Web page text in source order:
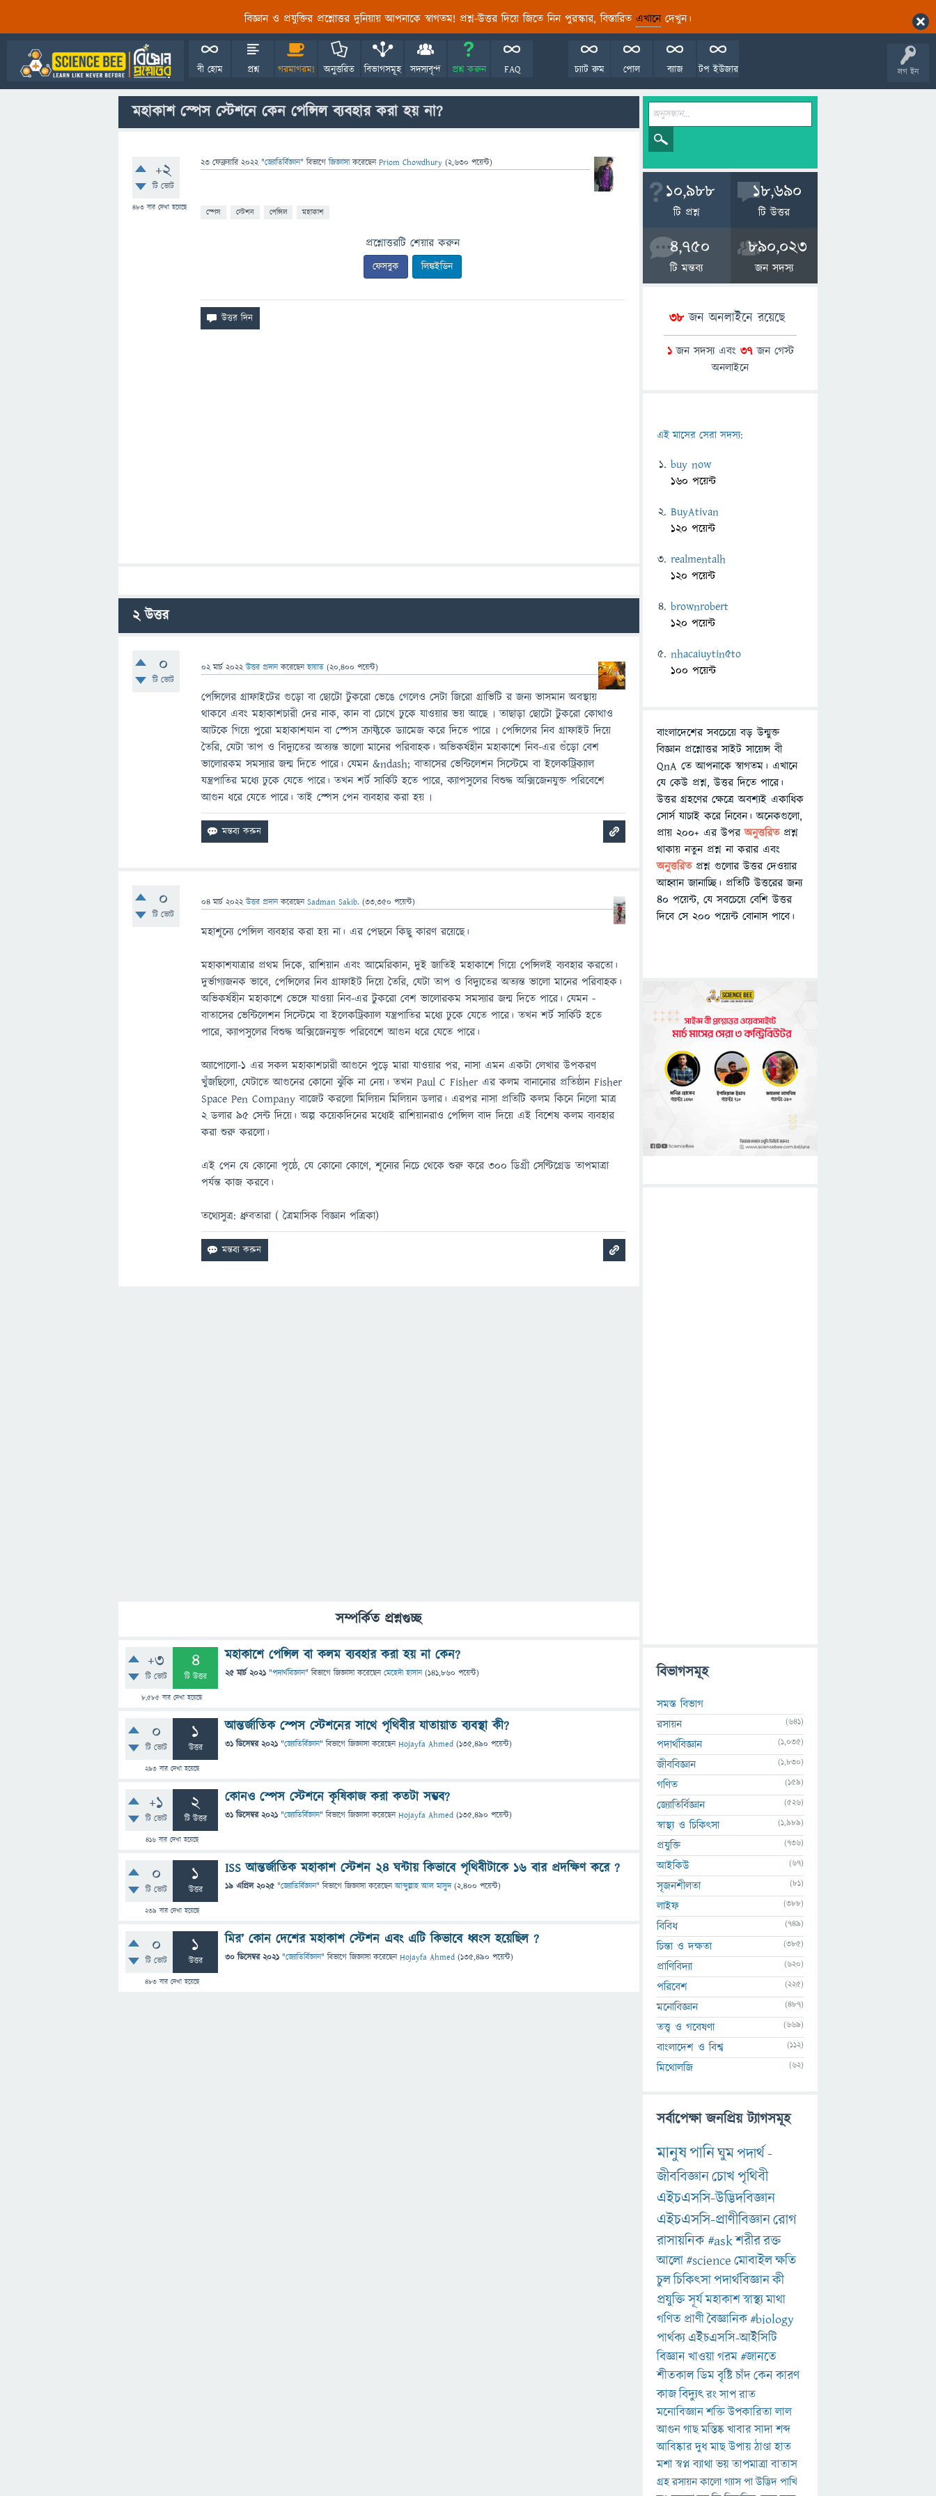
বিজ্ঞান ও প্রযুক্তির প্রশ্নোত্তর দুনিয়ায় আপনাকে স্বাগতম! প্রশ্ন-উত্তর দিয়ে জিতে নিন পুরস্কার, বিস্তারিত এখানেদেখুন।
লগ ইন
বী হোম প্রশ্ন গরমাগরম! অনুত্তরিত বিভাগসমূহ সদস্যবৃন্দ প্রশ্ন করুন FAQ টপ ইউজার
ব্যাজ
পোল
চ্যাট রুম
মহাকাশ স্পেস স্টেশনে কেন পেন্সিল ব্যবহার করা হয় না?
+2
টি ভোট
483 বার দেখা হয়েছে
23 ফেব্রুয়ারি 2022 "জ্যোতির্বিজ্ঞান" বিভাগে জিজ্ঞাসাকরেছেনPriom Chowdhury (2,630 পয়েন্ট)
স্পেস স্টেশন পেন্সিল মহাকাশ
প্রশ্নোত্তরটি শেয়ার করুন
ফেসবুক লিঙ্কইডিন
2উত্তর
0
টি ভোট
02 মার্চ 2022 উত্তর প্রদান করেছেনহায়াত (20,400 পয়েন্ট)
পেন্সিলের গ্রাফাইটের গুড়ো বা ছোটো টুকরো ভেঙে গেলেও সেটা জিরো গ্রাভিটি র জন্য ভাসমান অবস্থায়
থাকবে এবং মহাকাশচারী দের নাক, কান বা চোখে ঢুকে যাওয়ার ভয় আছে ৷ তাছাড়া ছোটো টুকরো কোথাও
আটকে গিয়ে পুরো মহাকাশযান বা স্পেস ক্রাফ্টকে ড্যামেজ করে দিতে পারে ৷ পেন্সিলের নিব গ্রাফাইট দিয়ে
তৈরি, যেটা তাপ ও বিদ্যুতের অত্যন্ত ভালো মানের পরিবাহক। অভিকর্ষহীন মহাকাশে নিব-এর গুঁড়ো বেশ
ভালোরকম সমস্যার জন্ম দিতে পারে। যেমন &ndash; বাতাসের ভেন্টিলেশন সিস্টেমে বা ইলেকট্রিক্যাল
যন্ত্রপাতির মধ্যে ঢুকে যেতে পারে। তখন শর্ট সার্কিট হতে পারে, ক্যাপসুলের বিশুদ্ধ অক্সিজেনযুক্ত পরিবেশে
আগুন ধরে যেতে পারে। তাই স্পেস পেন ব্যবহার করা হয় ৷
0
টি ভোট
04 মার্চ 2022 উত্তর প্রদান করেছেনSadman Sakib. (33,350 পয়েন্ট)
মহাশূন্যে পেন্সিল ব্যবহার করা হয় না। এর পেছনে কিছু কারণ রয়েছে।
মহাকাশযাত্রার প্রথম দিকে, রাশিয়ান এবং আমেরিকান, দুই জাতিই মহাকাশে গিয়ে পেন্সিলই ব্যবহার করতো।
দুর্ভাগ্যজনক ভাবে, পেন্সিলের নিব গ্রাফাইট দিয়ে তৈরি, যেটা তাপ ও বিদ্যুতের অত্যন্ত ভালো মানের পরিবাহক।
অভিকর্ষহীন মহাকাশে ভেঙ্গে যাওয়া নিব-এর টুকরো বেশ ভালোরকম সমস্যার জন্ম দিতে পারে। যেমন -
বাতাসের ভেন্টিলেশন সিস্টেমে বা ইলেকট্রিক্যাল যন্ত্রপাতির মধ্যে ঢুকে যেতে পারে। তখন শর্ট সার্কিট হতে
পারে, ক্যাপসুলের বিশুদ্ধ অক্সিজেনযুক্ত পরিবেশে আগুন ধরে যেতে পারে।
অ্যাপোলো-১ এর সকল মহাকাশচারী আগুনে পুড়ে মারা যাওয়ার পর, নাসা এমন একটা লেখার উপকরণ
খুঁজছিলো, যেটাতে আগুনের কোনো ঝুঁকি না নেয়। তখন Paul C Fisher এর কলম বানানোর প্রতিষ্ঠান Fisher
Space Pen Company বাজেট করলো মিলিয়ন মিলিয়ন ডলার। এরপর নাসা প্রতিটি কলম কিনে নিলো মাত্র
২ ডলার ৯৫ সেন্ট দিয়ে। অল্প কয়েকদিনের মধ্যেই রাশিয়ানরাও পেন্সিল বাদ দিয়ে এই বিশেষ কলম ব্যবহার
করা শুরু করলো।
এই পেন যে কোনো পৃষ্ঠে, যে কোনো কোণে, শূন্যের নিচে থেকে শুরু করে ৩০০ ডিগ্রী সেণ্টিগ্রেড তাপমাত্রা
পর্যন্ত কাজ করবে।
তথ্যেসুত্র: ধ্রুবতারা ( ত্রৈমাসিক বিজ্ঞান পত্রিকা)
সম্পর্কিত প্রশ্নগুচ্ছ
+3
টি ভোট
4
টি উত্তর
8,585 বার দেখা হয়েছে
মহাকাশে পেন্সিল বা কলম ব্যবহার করা হয় না কেন?
25 মার্চ 2021 "পদার্থবিজ্ঞান" বিভাগে জিজ্ঞাসাকরেছেনমেহেদী হাসান (141,860 পয়েন্ট)
0
টি ভোট
1
উত্তর
293বার দেখা হয়েছে
আন্তর্জাতিক স্পেস স্টেশনের সাথে পৃথিবীর যাতায়াত ব্যবস্থা কী?
31 ডিসেম্বর 2021 "জ্যোতির্বিজ্ঞান" বিভাগে জিজ্ঞাসাকরেছেনHojayfa Ahmed (135,490 পয়েন্ট)
+1
টি ভোট
2
টি উত্তর
416বার দেখা হয়েছে
কোনও স্পেস স্টেশনে কৃষিকাজ করা কতটা সম্ভব?
31 ডিসেম্বর 2021 "জ্যোতির্বিজ্ঞান" বিভাগে জিজ্ঞাসাকরেছেনHojayfa Ahmed (135,490 পয়েন্ট)
0
টি ভোট
1
উত্তর
239 বার দেখা হয়েছে
ISS আন্তর্জাতিক মহাকাশ স্টেশন ২৪ ঘন্টায় কিভাবে পৃথিবীটাকে ১৬ বার প্রদক্ষিণ করে ?
19 এপ্রিল 2025 "জ্যোতির্বিজ্ঞান" বিভাগে জিজ্ঞাসাকরেছেনআব্দুল্লাহ আল মাসুদ (2,400 পয়েন্ট)
0
টি ভোট
1
উত্তর
483বার দেখা হয়েছে
মির’ কোন দেশের মহাকাশ স্টেশন এবং এটি কিভাবে ধ্বংস হয়েছিল ?
30 ডিসেম্বর 2021 "জ্যোতির্বিজ্ঞান" বিভাগে জিজ্ঞাসাকরেছেনHojayfa Ahmed (135,490 পয়েন্ট)
10,988
টি প্রশ্ন
18,690
টি উত্তর
4,750
টি মন্তব্য
890,023
জন সদস্য
38জন অনলাইনে রয়েছে
1জন সদস্য এবং 37জন গেস্ট
অনলাইনে
এই মাসের সেরা সদস্য:
buy now
160 পয়েন্ট
BuyAtivan
120 পয়েন্ট
realmentalh
120 পয়েন্ট
brownrobert
120 পয়েন্ট
nhacaiuytin5to
100 পয়েন্ট
বাংলাদেশের সবচেয়ে বড় উন্মুক্ত
বিজ্ঞান প্রশ্নোত্তর সাইট সায়েন্স বী
QnA তে আপনাকে স্বাগতম। এখানে
যে কেউ প্রশ্ন, উত্তর দিতে পারে।
উত্তর গ্রহণের ক্ষেত্রে অবশ্যই একাধিক
সোর্স যাচাই করে নিবেন। অনেকগুলো,
প্রায় ২০০+ এর উপরঅনুত্তরিতপ্রশ্ন
থাকায় নতুন প্রশ্ন না করার এবং
অনুত্তরিত প্রশ্ন গুলোর উত্তর দেওয়ার
আহ্বান জানাচ্ছি। প্রতিটি উত্তরের জন্য
৪০ পয়েন্ট, যে সবচেয়ে বেশি উত্তর
দিবে সে ২০০ পয়েন্ট বোনাস পাবে।
বিভাগসমূহ
সমস্ত বিভাগ
রসায়ন
(641)
পদার্থবিজ্ঞান (1,035)
জীববিজ্ঞান (1,830)
গণিত (159)
জ্যোতির্বিজ্ঞান (526)
স্বাস্থ্য ও চিকিৎসা (1,989)
প্রযুক্তি (736)
আইকিউ (67)
সৃজনশীলতা (81)
লাইফ (388)
বিবিধ (749)
চিন্তা ও দক্ষতা (385)
প্রাণিবিদ্যা (620)
পরিবেশ (225)
মনোবিজ্ঞান (487)
তত্ত্ব ও গবেষণা (669)
বাংলাদেশ ও বিশ্ব (112)
মিথোলজি (62)
সর্বাপেক্ষা জনপ্রিয় ট্যাগসমূহ
মানুষপানিঘুমপদার্থ-
জীববিজ্ঞানচোখপৃথিবী
এইচএসসি-উদ্ভিদবিজ্ঞান
এইচএসসি-প্রাণীবিজ্ঞানরোগ
রাসায়নিক#askশরীররক্ত
আলো#scienceমোবাইলক্ষতি
চুলচিকিৎসাপদার্থবিজ্ঞানকী
প্রযুক্তিসূর্যমহাকাশস্বাস্থ্যমাথা
গণিত প্রাণীবৈজ্ঞানিক#biology
পার্থক্য এইচএসসি-আইসিটি
বিজ্ঞানখাওয়াগরম#জানতে
শীতকালডিমবৃষ্টিচাঁদকেনকারণ
কাজবিদ্যুৎরংসাপরাত
মনোবিজ্ঞানশক্তিউপকারিতালাল
আগুনগাছমস্তিষ্কখাবারসাদাশব্দ
আবিষ্কারদুধমাছউপায়ঠাণ্ডাহাত
মশাস্বপ্নব্যাথাভয়তাপমাত্রাবাতাস
গ্রহরসায়নকালোগ্যাসপাউদ্ভিদপাখি